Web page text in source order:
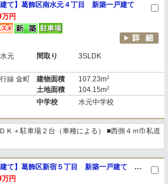
建て】葛飾区南水元４丁目 新築一戸建て
万円
元 間取り 3SLDK
線 金町
建物面積
土地面積
107.23m2
104.15m2
中学校 水元中学校
Ｋ＋駐車場２台（車種による） ■西側４ｍ巾私道
【新築一戸建て】葛飾区新宿５丁目 新築一戸建て Ｃ号棟
万円